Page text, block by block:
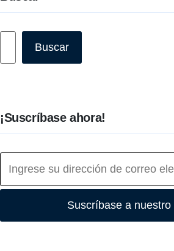
Buscar
¡Suscríbase ahora!
Suscríbase a nuestro